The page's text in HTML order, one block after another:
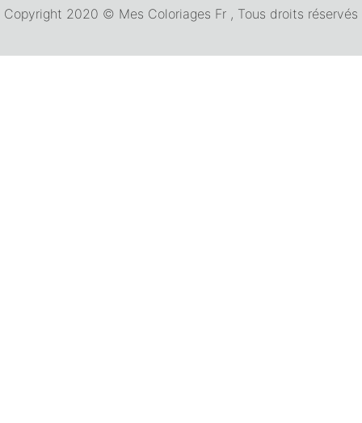
Copyright 2020 © Mes Coloriages Fr , Tous droits réservés